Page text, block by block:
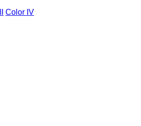
Color IV